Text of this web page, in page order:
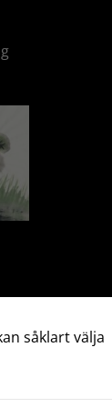
såklart välja